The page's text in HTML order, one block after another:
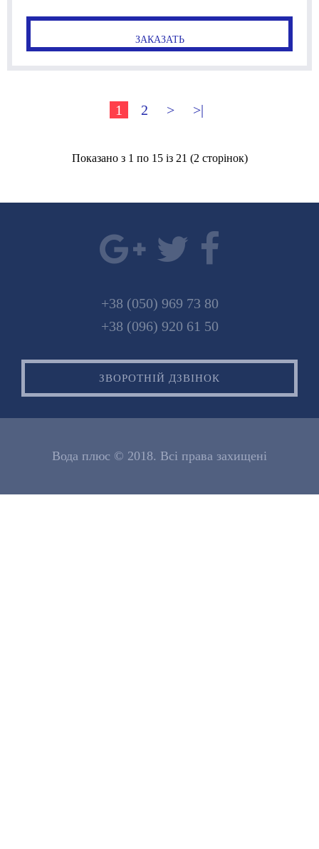
ЗАКАЗАТЬ
1 2 > >|
Показано з 1 по 15 із 21 (2 сторінок)
+38 (050) 969 73 80
+38 (096) 920 61 50
ЗВОРОТНІЙ ДЗВІНОК
Вода плюс © 2018. Всі права захищені